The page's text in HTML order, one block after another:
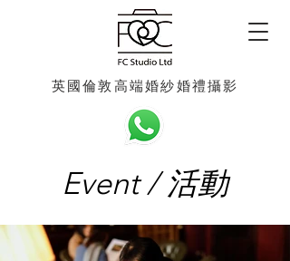
英國倫敦高端婚紗婚禮攝影
Event / 活動